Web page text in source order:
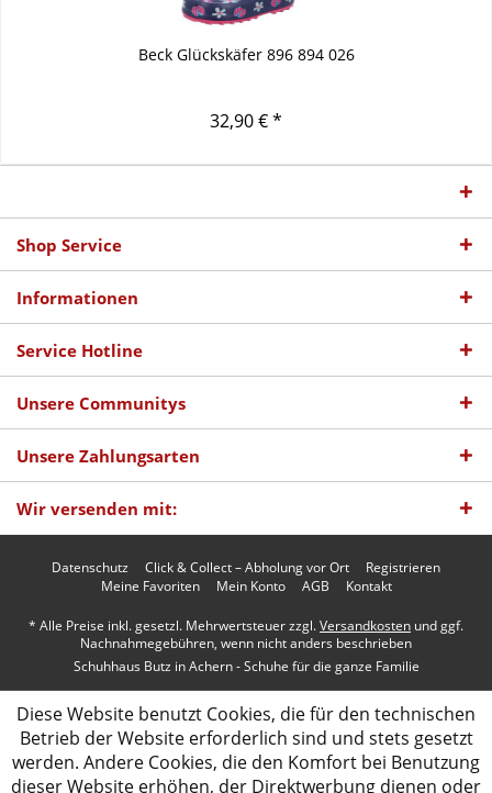
Beck Glückskäfer 896 894 026
32,90 € *
Shop Service
Informationen
Service Hotline
Unsere Communitys
Unsere Zahlungsarten
Wir versenden mit:
Datenschutz Click & Collect – Abholung vor Ort
Registrieren
Meine Favoriten
Mein Konto AGB Kontakt
* Alle Preise inkl. gesetzl. Mehrwertsteuer zzgl.Versandkosten und ggf.
Nachnahmegebühren, wenn nicht anders beschrieben
Schuhhaus Butz in Achern - Schuhe für die ganze Familie
Diese Website benutzt Cookies, die für den technischen
Betrieb der Website erforderlich sind und stets gesetzt
werden. Andere Cookies, die den Komfort bei Benutzung
dieser Website erhöhen, der Direktwerbung dienen oder